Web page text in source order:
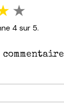
★
4 sur 5.